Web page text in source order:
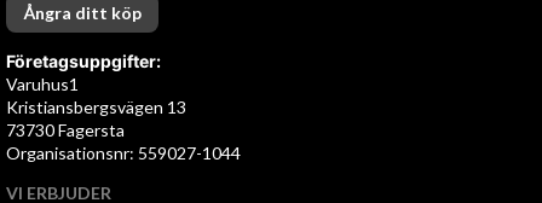
Ångra ditt köp
Företagsuppgifter:
Varuhus1
Kristiansbergsvägen 13
73730 Fagersta
Organisationsnr: 559027-1044
VI ERBJUDER